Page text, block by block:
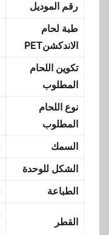
رقم الموديل
طبة لحام
الاندكشنPET
تكوين اللحام
المطلوب
نوع اللحام
المطلوب
السمك
الشكل للوحدة
الطباعة
القطر